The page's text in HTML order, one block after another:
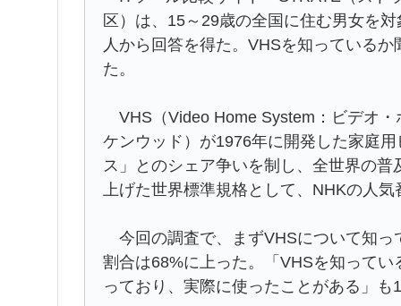
区）は、15～29歳の全国に住む男女を
人から回答を得た。VHSを知っている
た。
VHS（Video Home System：ビデオ
ケンウッド）が1976年に開発した家庭
ス」とのシェア争いを制し、全世界の
上げた世界標準規格として、NHKの人
今回の調査で、まずVHSについて知っ
割合は68%に上った。「VHSを知って
っており、実際に使ったことがある」も